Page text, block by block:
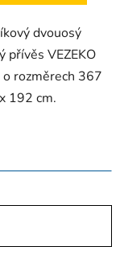
dvouosý
přívěs VEZEKO
o rozměrech 367
x 192 cm.